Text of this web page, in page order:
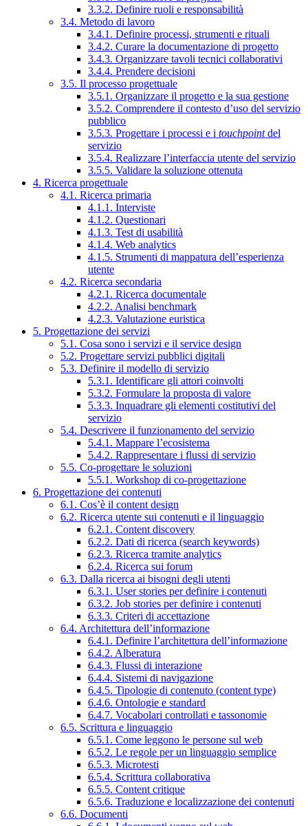
3.3.2. Definire ruoli e responsabilità
3.4. Metodo di lavoro
3.4.1. Definire processi, strumenti e rituali
3.4.2. Curare la documentazione di progetto
3.4.3. Organizzare tavoli tecnici collaborativi
3.4.4. Prendere decisioni
3.5. Il processo progettuale
3.5.1. Organizzare il progetto e la sua gestione
3.5.2. Comprendere il contesto d’uso del servizio
pubblico
3.5.3. Progettare i processi e i touchpointdel
servizio
3.5.4. Realizzare l’interfaccia utente del servizio
3.5.5. Validare la soluzione ottenuta
4. Ricerca progettuale
4.1. Ricerca primaria
4.1.1. Interviste
4.1.2. Questionari
4.1.3. Test di usabilità
4.1.4. Web analytics
4.1.5. Strumenti di mappatura dell’esperienza
utente
4.2. Ricerca secondaria
4.2.1. Ricerca documentale
4.2.2. Analisi benchmark
4.2.3. Valutazione euristica
5. Progettazione dei servizi
5.1. Cosa sono i servizi e il service design
5.2. Progettare servizi pubblici digitali
5.3. Definire il modello di servizio
5.3.1. Identificare gli attori coinvolti
5.3.2. Formulare la proposta di valore
5.3.3. Inquadrare gli elementi costitutivi del
servizio
5.4. Descrivere il funzionamento del servizio
5.4.1. Mappare l’ecosistema
5.4.2. Rappresentare i flussi di servizio
5.5. Co-progettare le soluzioni
5.5.1. Workshop di co-progettazione
6. Progettazione dei contenuti
6.1. Cos’è il content design
6.2. Ricerca utente sui contenuti e il linguaggio
6.2.1. Content discovery
6.2.2. Dati di ricerca (search keywords)
6.2.3. Ricerca tramite analytics
6.2.4. Ricerca sui forum
6.3. Dalla ricerca ai bisogni degli utenti
6.3.1. User stories per definire i contenuti
6.3.2. Job stories per definire i contenuti
6.3.3. Criteri di accettazione
6.4. Architettura dell’informazione
6.4.1. Definire l’architettura dell’informazione
6.4.2. Alberatura
6.4.3. Flussi di interazione
6.4.4. Sistemi di navigazione
6.4.5. Tipologie di contenuto (content type)
6.4.6. Ontologie e standard
6.4.7. Vocabolari controllati e tassonomie
6.5. Scrittura e linguaggio
6.5.1. Come leggono le persone sul web
6.5.2. Le regole per un linguaggio semplice
6.5.3. Microtesti
6.5.4. Scrittura collaborativa
6.5.5. Content critique
6.5.6. Traduzione e localizzazione dei contenuti
6.6. Documenti